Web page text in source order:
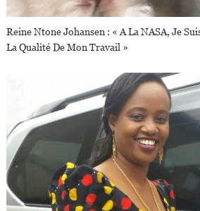
Reine Ntone Johansen : « A La NASA, Je
La Qualité De Mon Travail »